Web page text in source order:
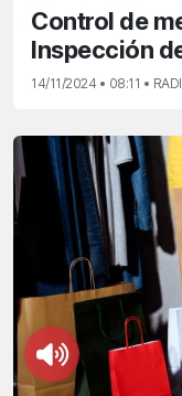
Control de
Inspección
14/11/2024 • 08:11 •